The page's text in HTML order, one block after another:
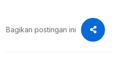
Bagikan postingan ini